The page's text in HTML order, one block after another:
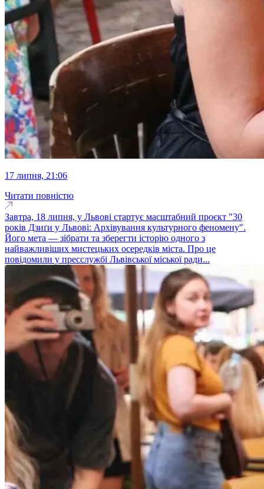
17 липня, 21:06
Читати повністю
Завтра, 18 липня, у Львові стартує масштабний проєкт "30
років Дзиґи у Львові: Архівування культурного феномену".
Його мета — зібрати та зберегти історію одного з
найважливіших мистецьких осередків міста. Про це
повідомили у пресслужбі Львівської міської ради...